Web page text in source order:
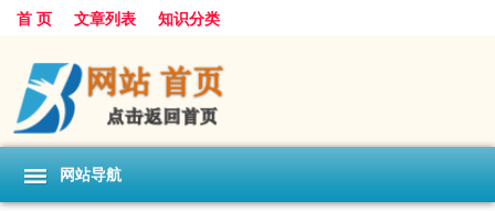
首 页 文章列表 知识分类
网站导航